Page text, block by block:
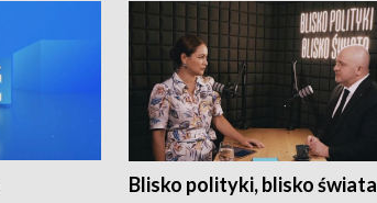
Blisko polityki, blisko świata